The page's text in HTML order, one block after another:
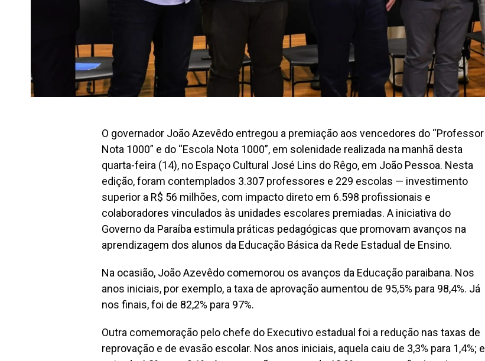
O governador João Azevêdo entregou a premiação aos vencedores do “Professor
Nota 1000” e do “Escola Nota 1000”, em solenidade realizada na manhã desta
quarta-feira (14), no Espaço Cultural José Lins do Rêgo, em João Pessoa. Nesta
edição, foram contemplados 3.307 professores e 229 escolas — investimento
superior a R$ 56 milhões, com impacto direto em 6.598 profissionais e
colaboradores vinculados às unidades escolares premiadas. A iniciativa do
Governo da Paraíba estimula práticas pedagógicas que promovam avanços na
aprendizagem dos alunos da Educação Básica da Rede Estadual de Ensino.
Na ocasião, João Azevêdo comemorou os avanços da Educação paraibana. Nos
anos iniciais, por exemplo, a taxa de aprovação aumentou de 95,5% para 98,4%. Já
nos finais, foi de 82,2% para 97%.
Outra comemoração pelo chefe do Executivo estadual foi a redução nas taxas de
reprovação e de evasão escolar. Nos anos iniciais, aquela caiu de 3,3% para 1,4%; e